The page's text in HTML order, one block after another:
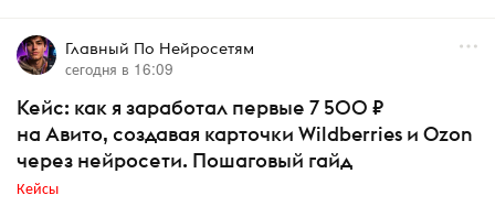
Главный По Нейросетям
сегодня в 16:09
Кейс: как я заработал первые 7 500 ₽
на Авито, создавая карточки Wildberries и Ozon
через нейросети. Пошаговый гайд
Кейсы